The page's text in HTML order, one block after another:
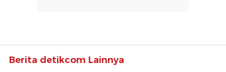
Berita detikcom Lainnya